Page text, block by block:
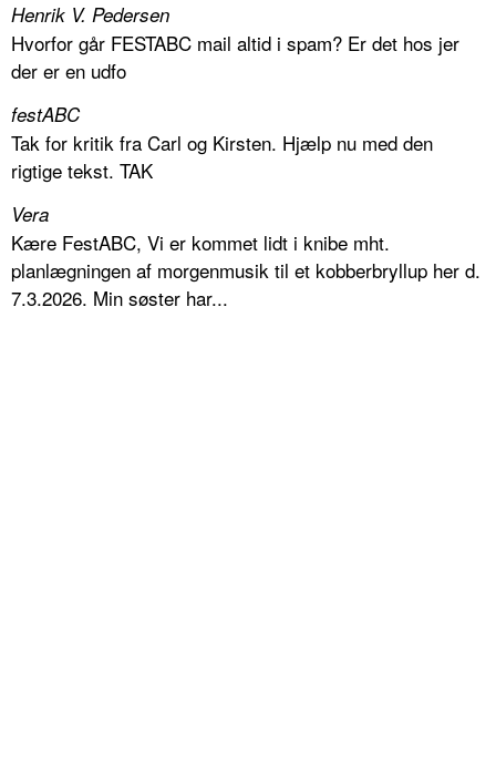
Henrik V. Pedersen
Hvorfor går FESTABC mail altid i spam? Er det hos jer
der er en udfo
festABC
Tak for kritik fra Carl og Kirsten. Hjælp nu med den
rigtige tekst. TAK
Vera
Kære FestABC, Vi er kommet lidt i knibe mht.
planlægningen af morgenmusik til et kobberbryllup her d.
7.3.2026. Min søster har...